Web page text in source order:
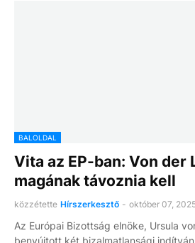
BALOLDAL
Vita az EP-ban: Von der
magának távoznia kell
közzétette Hírszerkesztő - október 07,
Az Európai Bizottság elnöke, Ursula
benyújtott két bizalmatlansági